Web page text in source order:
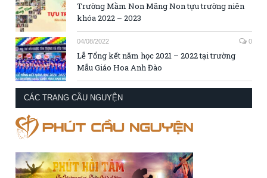
Trường Mầm Non Măng Non tựu trường niên
khóa 2022 – 2023
04/08/2022 0
Lễ Tổng kết năm học 2021 – 2022 tại trường
Mẫu Giáo Hoa Anh Đào
CÁC TRANG CẦU NGUYỆN